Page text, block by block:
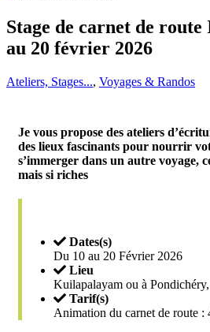
Stage de carnet de route
au 20 février 2026
Ateliers, Stages..., Voyages & Randos
Je vous propose des ateliers
des lieux fascinants pour nourrir
s’immerger dans un autre voyage,
mais si riches
Dates(s)
Du 10 au 20 Février 2026
Lieu
Kuilapalayam ou à
Tarif(s)
Animation du carnet de route :